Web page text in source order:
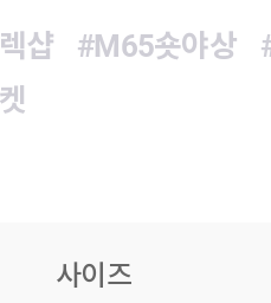
샵 #M65숏야상
사이즈